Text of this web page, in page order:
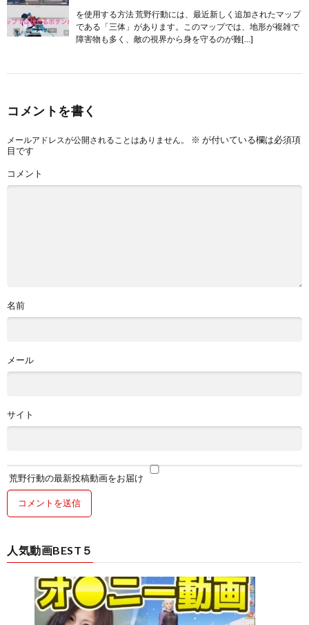
を使用する方法 荒野行動には、最近新しく追加されたマップ
である「三体」があります。このマップでは、地形が複雑で
障害物も多く、敵の視界から身を守るのが難[…]
コメントを書く
メールアドレスが公開されることはありません。 ※ が付いている欄は必須項
目です
コメント
名前
メール
サイト
荒野行動の最新投稿動画をお届け
人気動画BEST５